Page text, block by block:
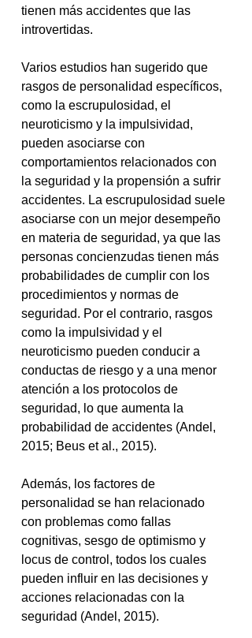
tienen más accidentes que las
introvertidas.
Varios estudios han sugerido que
rasgos de personalidad específicos,
como la escrupulosidad, el
neuroticismo y la impulsividad,
pueden asociarse con
comportamientos relacionados con
la seguridad y la propensión a sufrir
accidentes. La escrupulosidad suele
asociarse con un mejor desempeño
en materia de seguridad, ya que las
personas concienzudas tienen más
probabilidades de cumplir con los
procedimientos y normas de
seguridad. Por el contrario, rasgos
como la impulsividad y el
neuroticismo pueden conducir a
conductas de riesgo y a una menor
atención a los protocolos de
seguridad, lo que aumenta la
probabilidad de accidentes (Andel,
2015; Beus et al., 2015).
Además, los factores de
personalidad se han relacionado
con problemas como fallas
cognitivas, sesgo de optimismo y
locus de control, todos los cuales
pueden influir en las decisiones y
acciones relacionadas con la
seguridad (Andel, 2015).